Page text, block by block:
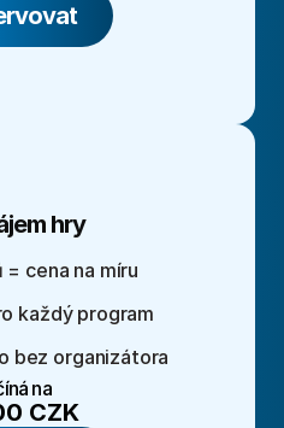
hry
bez organizátora
každý program
= cena na míru
na
CZK